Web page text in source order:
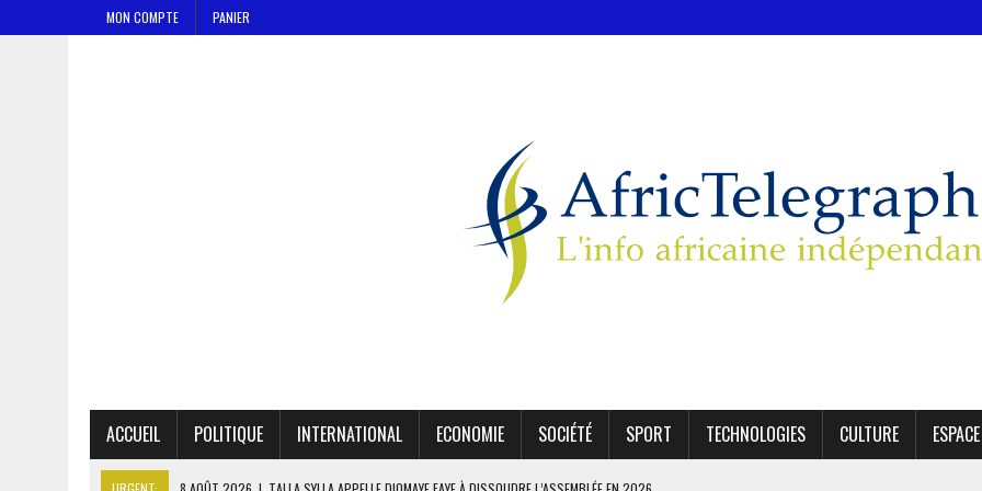
MON COMPTE PANIER
ACCUEIL POLITIQUE INTERNATIONAL ECONOMIE SOCIÉTÉ SPORT TECHNOLOGIES CULTURE